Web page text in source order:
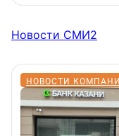
Новости СМИ2
НОВОСТИ